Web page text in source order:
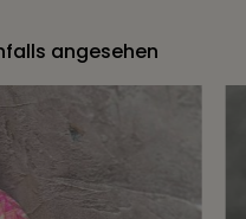
angesehen